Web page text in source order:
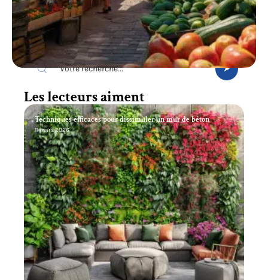
Recherche
Les lecteurs aiment
Techniques efficaces pour dissimuler un mur de béton
11 mars 2026